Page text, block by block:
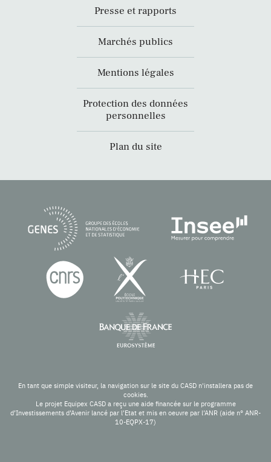
Presse et rapports
Marchés publics
Mentions légales
Protection des données
personnelles
Plan du site
En tant que simple visiteur, la navigation sur le site du CASD n'installera pas de
cookies.
Le projet Equipex CASD a reçu une aide financée sur le programme
d’Investissements d’Avenir lancé par l’Etat et mis en oeuvre par l’ANR (aide n° ANR-
10-EQPX-17)